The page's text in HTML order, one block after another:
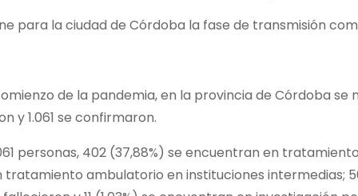
para la ciudad de Córdoba la fase de transmisión
de la pandemia, en la provincia de Córdoba se
y 1.061 se confirmaron.
personas, 402 (37,88%) se encuentran en
tratamiento ambulatorio en instituciones